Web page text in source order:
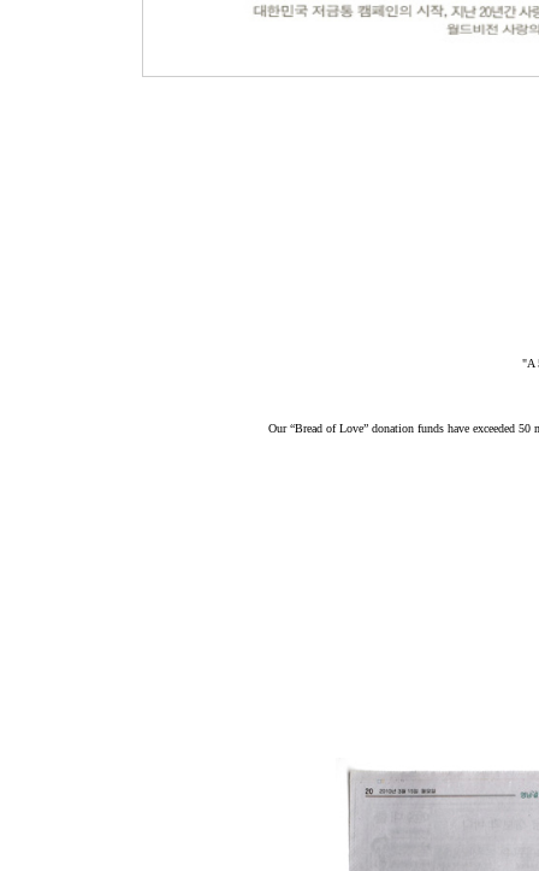
"A
Our “Bread of Love” donation funds have exceeded